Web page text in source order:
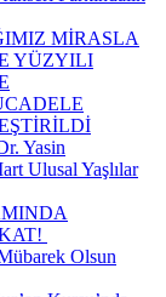
MİRASLA
YÜZYILI
Yasin
Ulusal Yaşlılar
Olsun